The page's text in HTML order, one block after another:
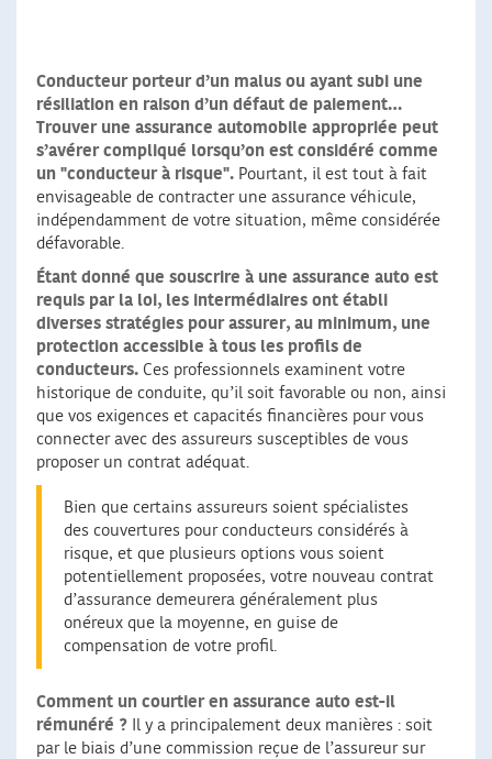
Conducteur porteur d’un malus ou ayant subi une
résiliation en raison d’un défaut de paiement…
Trouver une assurance automobile appropriée peut
s’avérer compliqué lorsqu’on est considéré comme
un "conducteur à risque". Pourtant, il est tout à fait
envisageable de contracter une assurance véhicule,
indépendamment de votre situation, même considérée
défavorable.
Étant donné que souscrire à une assurance auto est
requis par la loi, les intermédiaires ont établi
diverses stratégies pour assurer, au minimum, une
protection accessible à tous les profils de
conducteurs. Ces professionnels examinent votre
historique de conduite, qu’il soit favorable ou non, ainsi
que vos exigences et capacités financières pour vous
connecter avec des assureurs susceptibles de vous
proposer un contrat adéquat.
Bien que certains assureurs soient spécialistes
des couvertures pour conducteurs considérés à
risque, et que plusieurs options vous soient
potentiellement proposées, votre nouveau contrat
d’assurance demeurera généralement plus
onéreux que la moyenne, en guise de
compensation de votre profil.
Comment un courtier en assurance auto est-il
rémunéré ? Il y a principalement deux manières : soit
par le biais d’une commission reçue de l’assureur sur